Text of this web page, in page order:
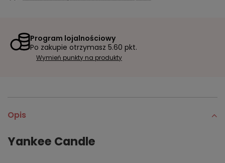
Program lojalnościowy
Po zakupie otrzymasz 5.60 pkt.
Wymień punkty na produkty
Opis
Yankee Candle